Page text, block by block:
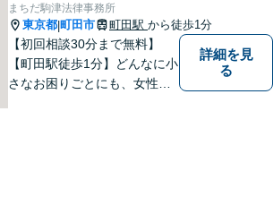
まちだ駒津法律事務所
東京都|町田市 町田駅 から徒歩1分
【初回相談30分まで無料】
【町田駅徒歩1分】どんなに小
さなお困りごとにも、女性弁
詳細を見
る